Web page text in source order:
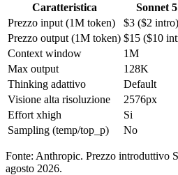
Caratteristica Sonnet 5
Prezzo input (1M token)
$3 ($2 intro)
Prezzo output (1M token) $15 ($10
Context window
1M
Max output
128K
Thinking adattivo
Default
Visione alta risoluzione
2576px
Effort xhigh
Si
Sampling (temp/top_p)
No
Fonte: Anthropic. Prezzo introduttivo
agosto 2026.